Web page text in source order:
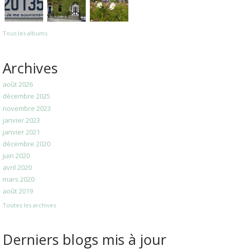
Tous les albums
Archives
août 2026
décembre 2025
novembre 2023
janvier 2023
janvier 2021
décembre 2020
juin 2020
avril 2020
mars 2020
août 2019
Toutes les archives
Derniers blogs mis à jour